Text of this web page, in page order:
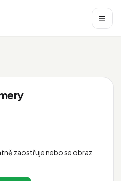
zaostřuje nebo se obraz